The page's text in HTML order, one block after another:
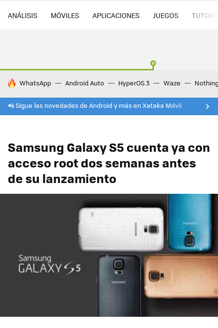
ANÁLISIS MÓVILES APLICACIONES JUEGOS
HOY SE HABLA DE
WhatsApp Android Auto HyperOS 3 Waze
📲 Sigue las novedades de Android y más en Xataka Móvil
Samsung Galaxy S5 cuenta ya con
acceso root dos semanas antes
de su lanzamiento